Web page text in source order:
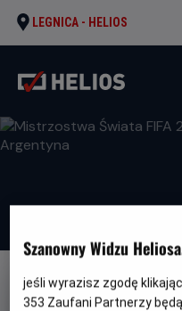
LEGNICA - HELIOS
Szanowny Widzu
jeśli wyrazisz zgodę klikając
353 Zaufani Partnerzy